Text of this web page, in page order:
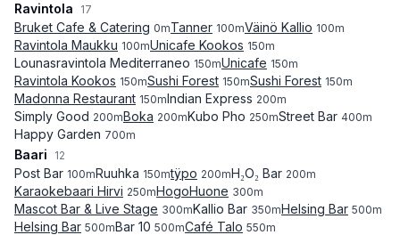
Ravintola
17
Bruket Cafe & Catering 0mTanner 100mVäinö Kallio 100m
Ravintola Maukku 100mUnicafe Kookos 150m
Lounasravintola Mediterraneo 150mUnicafe 150m
Ravintola Kookos 150mSushi Forest 150mSushi Forest 150m
Madonna Restaurant 150mIndian Express 200m
Simply Good 200mBoka 200mKubo Pho 250mStreet Bar 400m
Happy Garden 700m
Baari 12
Post Bar 100mRuuhka 150mtÿpo 200mH₂O₂ Bar 200m
Karaokebaari Hirvi 250mHogoHuone 300m
Mascot Bar & Live Stage 300mKallio Bar 350mHelsing Bar 500m
Helsing Bar 500mBar 10 500mCafé Talo 550m